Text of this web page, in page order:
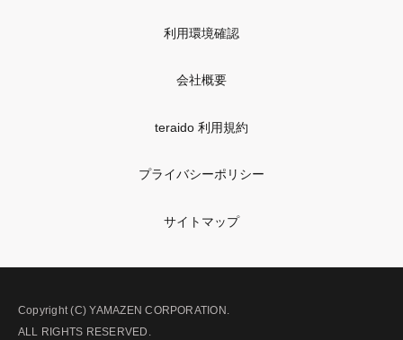
利用環境確認
会社概要
teraido 利用規約
プライバシーポリシー
サイトマップ
Copyright (C) YAMAZEN CORPORATION.
ALL RIGHTS RESERVED.